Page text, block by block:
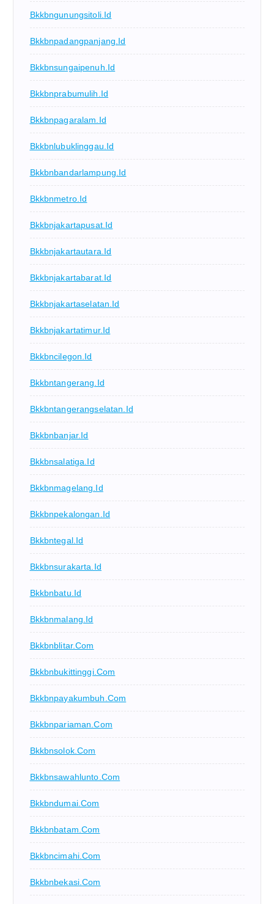
Bkkbngunungsitoli.id
Bkkbnpadangpanjang.id
Bkkbnsungaipenuh.id
Bkkbnprabumulih.id
Bkkbnpagaralam.id
Bkkbnlubuklinggau.id
Bkkbnbandarlampung.id
Bkkbnmetro.id
Bkkbnjakartapusat.id
Bkkbnjakartautara.id
Bkkbnjakartabarat.id
Bkkbnjakartaselatan.id
Bkkbnjakartatimur.id
Bkkbncilegon.id
Bkkbntangerang.id
Bkkbntangerangselatan.id
Bkkbnbanjar.id
Bkkbnsalatiga.id
Bkkbnmagelang.id
Bkkbnpekalongan.id
Bkkbntegal.id
Bkkbnsurakarta.id
Bkkbnbatu.id
Bkkbnmalang.id
Bkkbnblitar.com
Bkkbnbukittinggi.com
Bkkbnpayakumbuh.com
Bkkbnpariaman.com
Bkkbnsolok.com
Bkkbnsawahlunto.com
Bkkbndumai.com
Bkkbnbatam.com
Bkkbncimahi.com
Bkkbnbekasi.com